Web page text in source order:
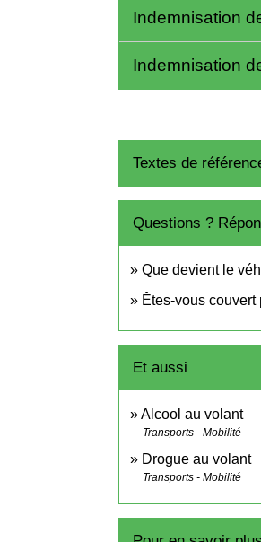
Indemnisation
Indemnisation
Textes de
Questions ?
Que devient le
Êtes-vous
Et aussi
Alcool au volant
Transports - Mobilité
Drogue au volant
Transports - Mobilité